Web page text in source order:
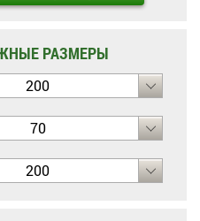
РАЗМЕРЫ
200
70
200